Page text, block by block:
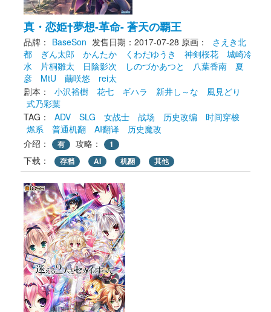
真・恋姫†夢想-革命- 蒼天の覇王
品牌： BaseSon 发售日期：2017-07-28 原画：
さえき北
都
ぎん太郎 かんたか くわだゆうき 神剣桜花
城崎冷
水
片桐雛太 日陰影次 しのづかあつと 八葉香南
夏
彦
MtU 繭咲悠
rei太
剧本：
小沢裕樹 花七 ギハラ 新井し～な
風見どり
式乃彩葉
TAG：
ADV SLG 女战士 战场 历史改编
时间穿梭
燃系
普通机翻 AI翻译
历史魔改
介绍：
有 攻略： 1
下载： 存档 AI 机翻 其他